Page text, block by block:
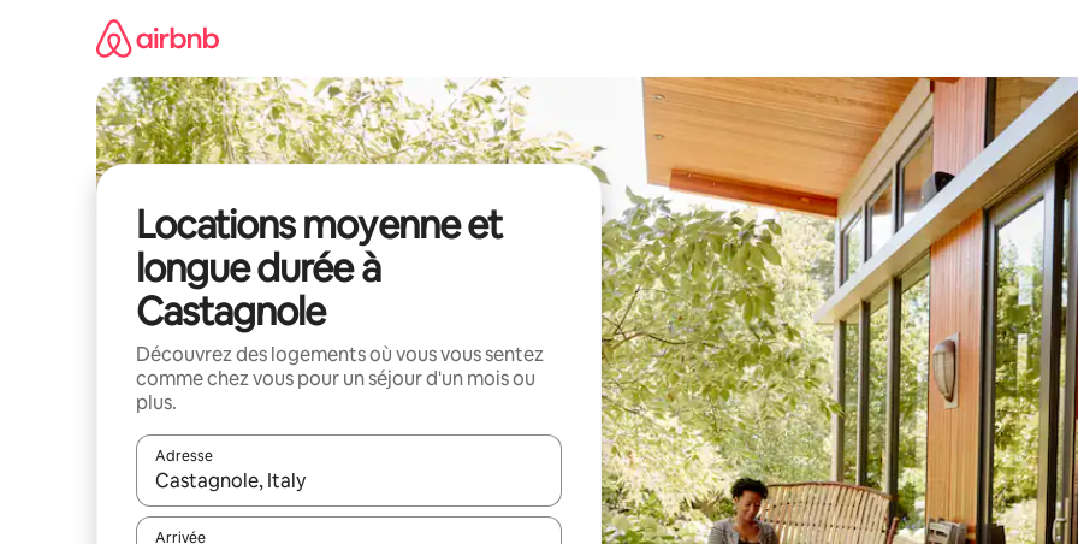
Locations moyenne et
longue durée à
Castagnole
Découvrez des logements où vous vous sentez
comme chez vous pour un séjour d'un mois ou
plus.
Adresse
Lorsque les résultats s'affichent, utilisez les flèches vers le haut et vers le bas pour les parcourir ou en appuyant et en
Arrivée